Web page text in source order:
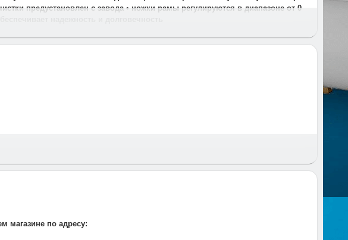
предустановлен с завода • ножки рамы регулируются в диапазоне от 0
надежность и долговечность
удобную дату и время и предупреждаем за час до приезда.
магазине по адресу: